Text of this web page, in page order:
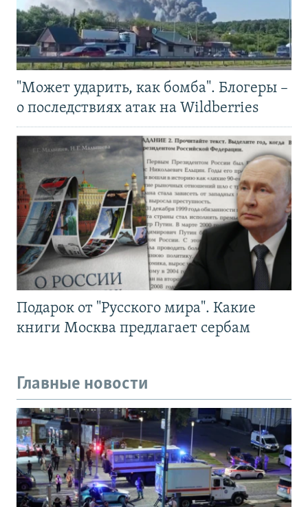
"Может ударить, как бомба". Блогеры –
о последствиях атак на Wildberries
Подарок от "Русского мира". Какие
книги Москва предлагает сербам
Главные новости